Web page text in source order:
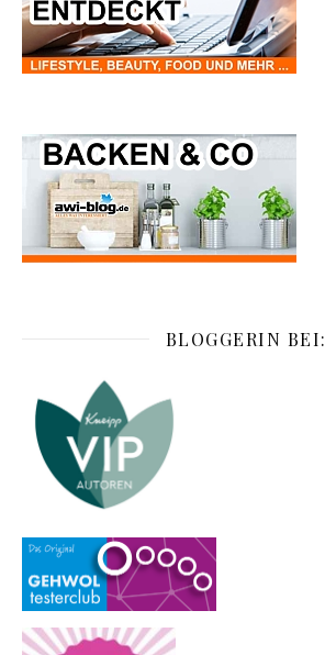
BLOGGERIN BEI: